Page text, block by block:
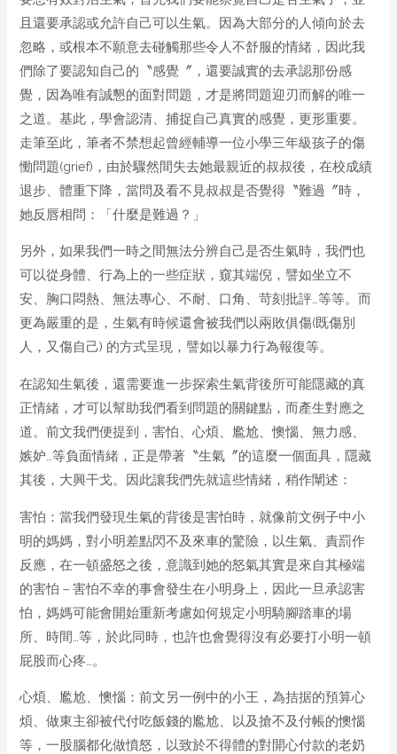
且還要承認或允許自己可以生氣。因為大部分的人傾向於去
忽略，或根本不願意去碰觸那些令人不舒服的情緒，因此我
們除了要認知自己的〝感覺〞，還要誠實的去承認那份感
覺，因為唯有誠懇的面對問題，才是將問題迎刃而解的唯一
之道。基此，學會認清、捕捉自己真實的感覺，更形重要。
走筆至此，筆者不禁想起曾經輔導一位小學三年級孩子的傷
慟問題(grief)，由於驟然間失去她最親近的叔叔後，在校成績
退步、體重下降，當問及看不見叔叔是否覺得〝難過〞時，
她反唇相問：「什麼是難過？」
另外，如果我們一時之間無法分辨自己是否生氣時，我們也
可以從身體、行為上的一些症狀，窺其端倪，譬如坐立不
安、胸口悶熱、無法專心、不耐、口角、苛刻批評…等等。而
更為嚴重的是，生氣有時候還會被我們以兩敗俱傷(既傷別
人，又傷自己) 的方式呈現，譬如以暴力行為報復等。
在認知生氣後，還需要進一步探索生氣背後所可能隱藏的真
正情緒，才可以幫助我們看到問題的關鍵點，而產生對應之
道。前文我們便提到，害怕、心煩、尷尬、懊惱、無力感、
嫉妒…等負面情緒，正是帶著〝生氣〞的這麼一個面具，隱藏
其後，大興干戈。因此讓我們先就這些情緒，稍作闡述：
害怕：當我們發現生氣的背後是害怕時，就像前文例子中小
明的媽媽，對小明差點閃不及來車的驚險，以生氣、責罰作
反應，在一頓盛怒之後，意識到她的怒氣其實是來自其極端
的害怕－害怕不幸的事會發生在小明身上，因此一旦承認害
怕，媽媽可能會開始重新考慮如何規定小明騎腳踏車的場
所、時間…等，於此同時，也許也會覺得沒有必要打小明一頓
屁股而心疼…。
心煩、尷尬、懊惱：前文另一例中的小王，為拮据的預算心
煩、做東主卻被代付吃飯錢的尷尬、以及搶不及付帳的懊惱
等，一股腦都化做憤怒，以致於不得體的對開心付款的老奶